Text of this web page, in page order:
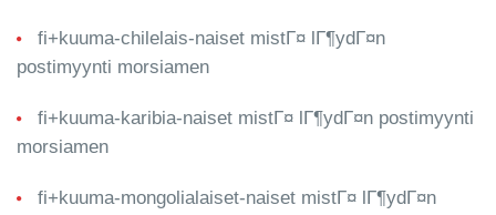
fi+kuuma-chilelais-naiset mistГ¤ lГ¶ydГ¤n
postimyynti morsiamen
fi+kuuma-karibia-naiset mistГ¤ lГ¶ydГ¤n postimyynti
morsiamen
fi+kuuma-mongolialaiset-naiset mistГ¤ lГ¶ydГ¤n